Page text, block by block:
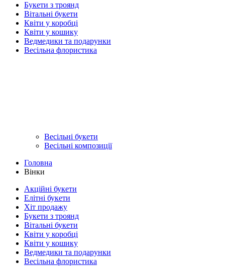
Букети з троянд
Вітальні букети
Квіти у коробці
Квіти у кошику
Ведмедики та подарунки
Весільна флористика
Весільні букети
Весільні композиції
Головна
Вінки
Акційні букети
Елітні букети
Хіт продажу
Букети з троянд
Вітальні букети
Квіти у коробці
Квіти у кошику
Ведмедики та подарунки
Весільна флористика